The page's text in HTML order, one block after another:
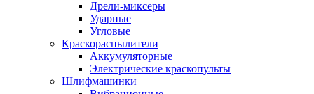
Дрели-миксеры
Ударные
Угловые
Краскораспылители
Аккумуляторные
Электрические краскопульты
Шлифмашинки